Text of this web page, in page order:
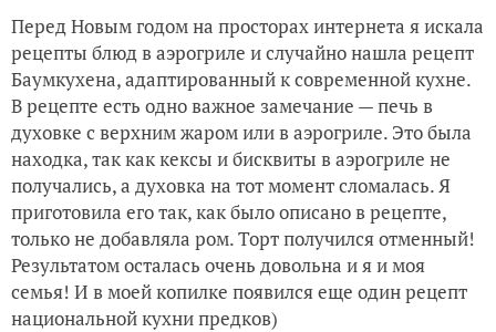
Перед Новым годом на просторах интернета я искала
рецепты блюд в аэрогриле и случайно нашла рецепт
Баумкухена, адаптированный к современной кухне.
В рецепте есть одно важное замечание — печь в
духовке с верхним жаром или в аэрогриле. Это была
находка, так как кексы и бисквиты в аэрогриле не
получались, а духовка на тот момент сломалась. Я
приготовила его так, как было описано в рецепте,
только не добавляла ром. Торт получился отменный!
Результатом осталась очень довольна и я и моя
семья! И в моей копилке появился еще один рецепт
национальной кухни предков)